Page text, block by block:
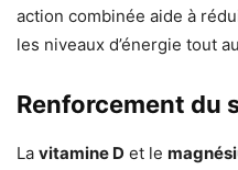
action combinée aide à
les niveaux d’énergie tout
Renforcement du
La vitamine D et le